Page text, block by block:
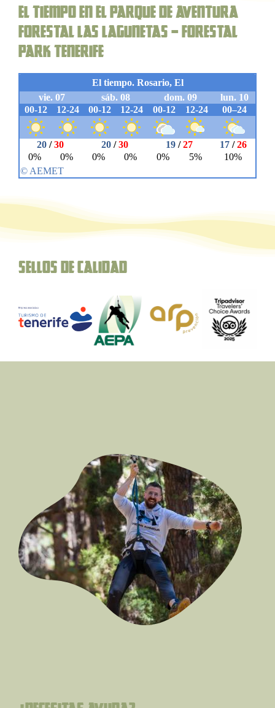
El Tiempo en el parque de aventura
forestal Las Lagunetas – Forestal
Park Tenerife
Sellos de Calidad